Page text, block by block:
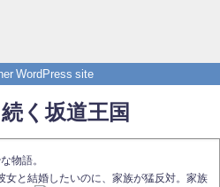
WordPress site
く坂道王国
物語。
女と結婚したいのに、家族が猛反対。家族